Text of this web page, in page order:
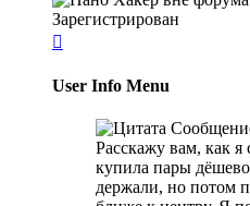
Зарегистрирован

User Info Menu
Расскажу вам, как
купила пары
держали, но потом